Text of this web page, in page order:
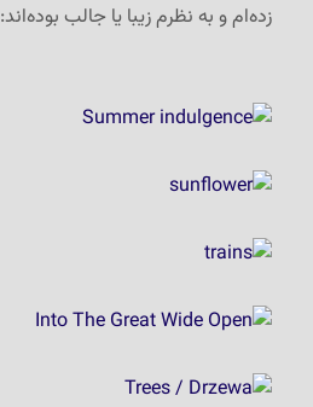
زده‌ام و به نظرم زیبا یا جالب بوده‌اند: